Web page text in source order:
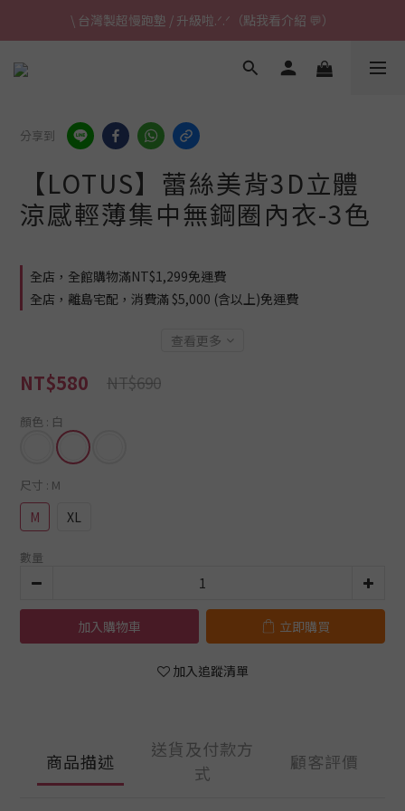
\ 台灣製超慢跑墊 / 升級啦.ᐟ.ᐟ（點我看介紹 💬）
\ 台灣製超慢跑墊 / 升級啦.ᐟ.ᐟ（點我看介紹 💬）
分享到
【LOTUS】蕾絲美背3D立體
涼感輕薄集中無鋼圈內衣-3色
全店，全館購物滿NT$1,299免運費
全店，離島宅配，消費滿 $5,000 (含以上)免運費
查看更多
NT$580 NT$690
顏色 : 白
尺寸 : M
M XL
數量
加入購物車 立即購買
加入追蹤清單
商品描述
送貨及付款方
式
顧客評價